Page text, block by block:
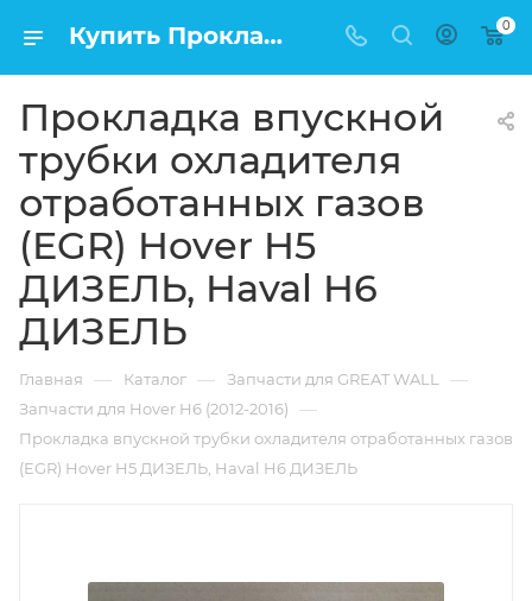
Купить Прокладка впускной трубки охладителя отработанных газов (EGR) Hover H5 ДИЗЕЛЬ, Haval H6 ДИЗЕЛЬ в Москве по низкой цене 0
Прокладка впускной
трубки охладителя
отработанных газов
(EGR) Hover H5
ДИЗЕЛЬ, Haval H6
ДИЗЕЛЬ
Главная — Каталог — Запчасти для GREAT WALL —
Запчасти для Hover H6 (2012-2016) —
Прокладка впускной трубки охладителя отработанных газов
(EGR) Hover H5 ДИЗЕЛЬ, Haval H6 ДИЗЕЛЬ